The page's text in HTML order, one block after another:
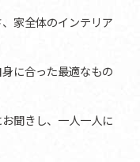
家全体のインテリア
に合った最適なもの
聞きし、一人一人に